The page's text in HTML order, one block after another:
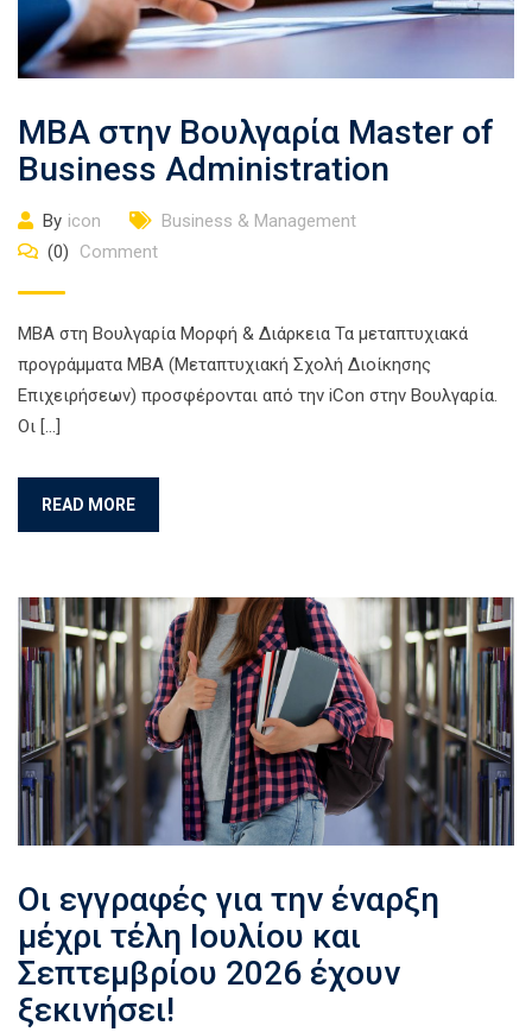
MBA στην Βουλγαρία Master of
Business Administration
By icon
Business & Management
(0)
Comment
ΜΒΑ στη Βουλγαρία Μορφή & Διάρκεια Τα μεταπτυχιακά
προγράμματα MBA (Μεταπτυχιακή Σχολή Διοίκησης
Επιχειρήσεων) προσφέρονται από την iCon στην Βουλγαρία.
Οι […]
READ MORE
Οι εγγραφές για την έναρξη
μέχρι τέλη Ιουλίου και
Σεπτεμβρίου 2026 έχουν
ξεκινήσει!